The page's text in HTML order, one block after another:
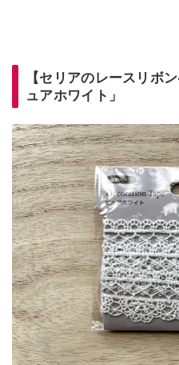
【セリアのレースリボ
ュアホワイト」